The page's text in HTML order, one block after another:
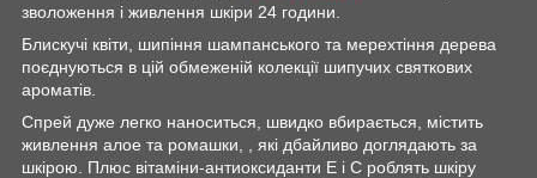
зволоження і живлення шкіри 24 години.
Блискучі квіти, шипіння шампанського та мерехтіння дерева
поєднуються в цій обмеженій колекції шипучих святкових
ароматів.
Спрей дуже легко наноситься, швидко вбирається, містить
живлення алое та ромашки, , які дбайливо доглядають за
шкірою. Плюс вітаміни-антиоксиданти Е і С роблять шкіру